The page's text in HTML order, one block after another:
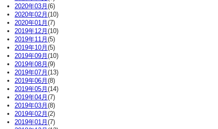
2020年03月 (6)
2020年02月 (10)
2020年01月 (7)
2019年12月 (10)
2019年11月 (5)
2019年10月 (5)
2019年09月 (10)
2019年08月 (9)
2019年07月 (13)
2019年06月 (8)
2019年05月 (14)
2019年04月 (7)
2019年03月 (8)
2019年02月 (2)
2019年01月 (7)